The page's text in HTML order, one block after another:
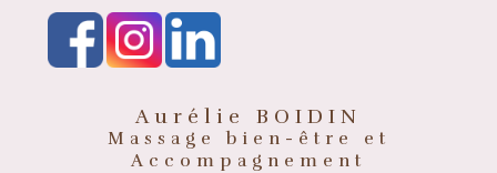
Aurélie BOIDIN
Massage bien-être et
Accompagnement